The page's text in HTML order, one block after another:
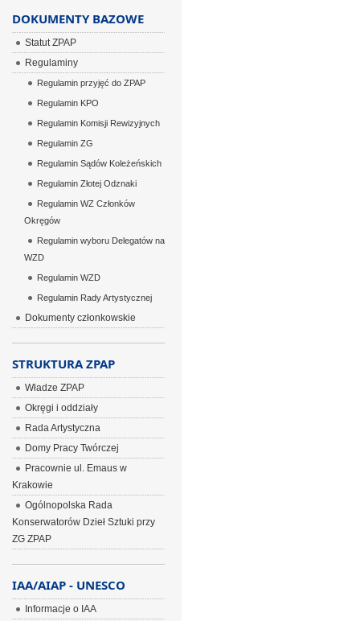
DOKUMENTY BAZOWE
Statut ZPAP
Regulaminy
Regulamin przyjęć do ZPAP
Regulamin KPO
Regulamin Komisji Rewizyjnych
Regulamin ZG
Regulamin Sądów Koleżeńskich
Regulamin Złotej Odznaki
Regulamin WZ Członków
Okręgów
Regulamin wyboru Delegatów na
WZD
Regulamin WZD
Regulamin Rady Artystycznej
Dokumenty członkowskie
STRUKTURA ZPAP
Władze ZPAP
Okręgi i oddziały
Rada Artystyczna
Domy Pracy Twórczej
Pracownie ul. Emaus w
Krakowie
Ogólnopolska Rada
Konserwatorów Dzieł Sztuki przy
ZG ZPAP
IAA/AIAP - UNESCO
Informacje o IAA